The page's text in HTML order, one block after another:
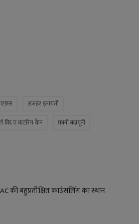
अज़हर इनायती
विद ए वाटरिंग कैन फ़ानी बदायूंनी
की बहुप्रतीक्षित काउंसलिंग का स्थान